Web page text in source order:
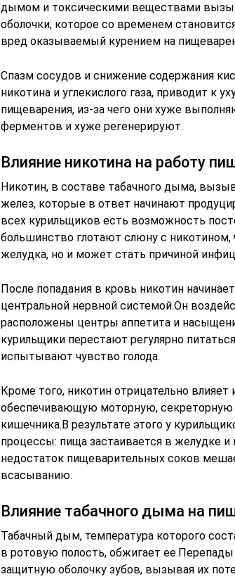
дымом и токсическими веществами
оболочки, которое со временем
вред оказываемый курением на
Спазм сосудов и снижение содержания
никотина и углекислого газа, приводит к
пищеварения, из-за чего они хуже
ферментов и хуже регенерируют.
Влияние никотина на работу
Никотин, в составе табачного дыма,
желез, которые в ответ начинают
всех курильщиков есть возможность
большинство глотают слюну с
желудка, но и может стать причиной
После попадания в кровь никотин
центральной нервной системой.Он
расположены центры аппетита и
курильщики перестают регулярно
испытывают чувство голода.
Кроме того, никотин отрицательно
обеспечивающую моторную,
кишечника.В результате этого у
процессы: пища застаивается в желудке
недостаток пищеварительных соков
всасыванию.
Влияние табачного дыма на
Табачный дым, температура которого
в ротовую полость, обжигает
защитную оболочку зубов, вызывая их